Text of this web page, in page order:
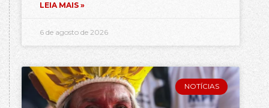
LEIA MAIS »
6 de agosto de 2026
NOTÍCIAS